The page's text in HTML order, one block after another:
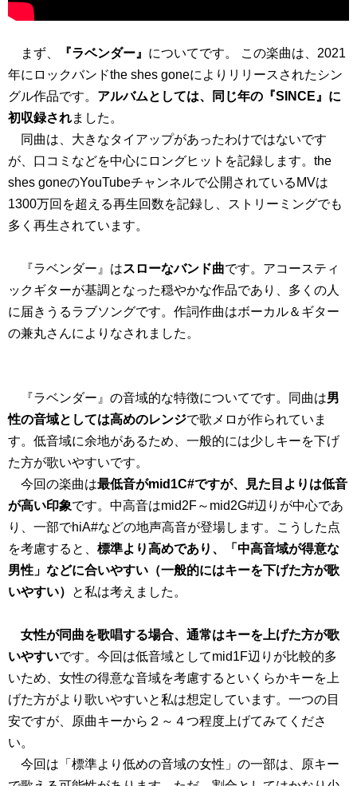
まず、 『ラベンダー』 についてです。 この楽曲は、2021
年にロックバンドthe shes goneによりリリースされたシン
グル作品です。 アルバムとしては、同じ年の『SINCE』に
初収録されました。
同曲は、大きなタイアップがあったわけではないです
が、口コミなどを中心にロングヒットを記録します。the
shes goneのYouTubeチャンネルで公開されているMVは
1300万回を超える再生回数を記録し、ストリーミングでも
多く再生されています。
『ラベンダー』はスローなバンド曲です。アコースティ
ックギターが基調となった穏やかな作品であり、多くの人
に届きうるラブソングです。作詞作曲はボーカル＆ギター
の兼丸さんによりなされました。
『ラベンダー』の音域的な特徴についてです。同曲は男
性の音域としては高めのレンジで歌メロが作られていま
す。低音域に余地があるため、一般的には少しキーを下げ
た方が歌いやすいです。
今回の楽曲は最低音がmid1C#ですが、見た目よりは低音
が高い印象です。中高音はmid2F～mid2G#辺りが中心であ
り、一部でhiA#などの地声高音が登場します。こうした点
を考慮すると、 標準より高めであり、「中高音域が得意な
男性」などに合いやすい（一般的にはキーを下げた方が歌
いやすい）
と私は考えました。
女性が同曲を歌唱する場合、通常はキーを上げた方が歌
いやすいです。今回は低音域としてmid1F辺りが比較的多
いため、女性の得意な音域を考慮するといくらかキーを上
げた方がより歌いやすいと私は想定しています。一つの目
安ですが、原曲キーから２～４つ程度上げてみてくださ
い。
今回は「標準より低めの音域の女性」の一部は、原キー